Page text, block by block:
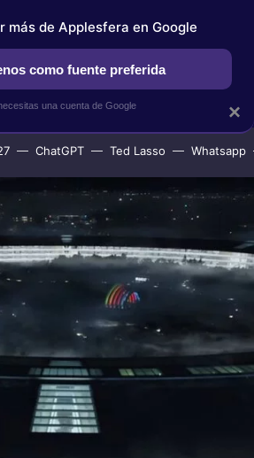
APPLESFERA SELECCIÓN
ChatGPT Ted Lasso Whatsapp
×
más de Applesfera en Google
como fuente preferida
una cuenta de Google